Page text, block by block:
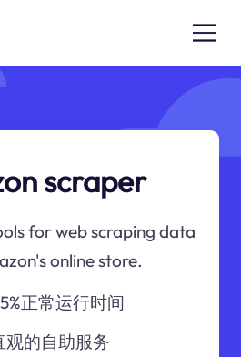
scraper
for web scraping data
online store.
正常运行时间
观的自助服务